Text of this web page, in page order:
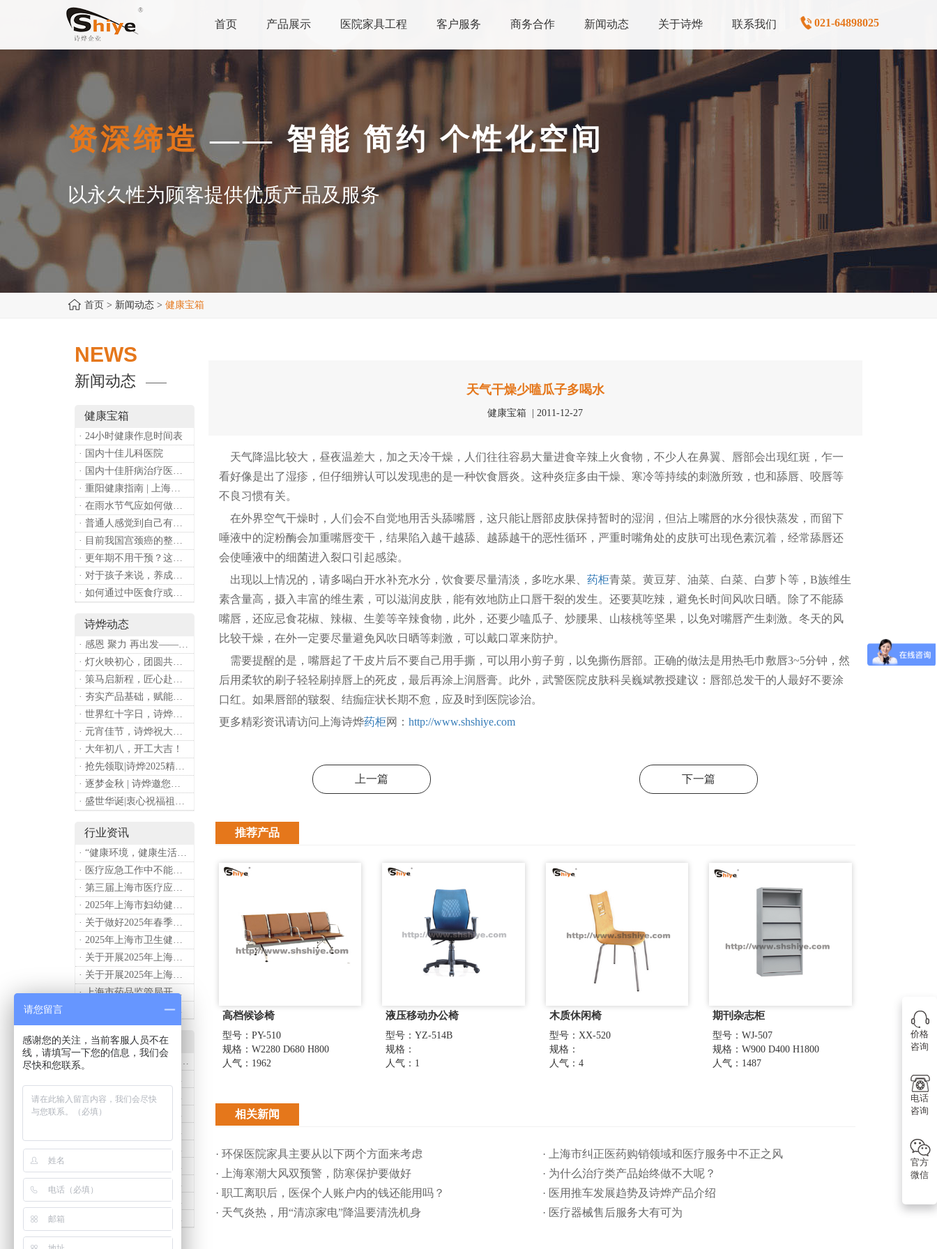
首页 产品展示 医院家具工程 客户服务 商务合作 新闻动态 关于诗烨 联系我们 021-64898025
资深缔造—— 智能 简约 个性化空间
以永久性为顾客提供优质产品及服务
首页 > 新闻动态 > 健康宝箱
NEWS
新闻动态
健康宝箱
· 24小时健康作息时间表
· 国内十佳儿科医院
· 国内十佳肝病治疗医院排行
· 重阳健康指南 | 上海诗烨：秋养正当时，这份健康小贴士请收好​
· 在雨水节气应如何做好健康保健？
· 普通人感觉到自己有心理问题，有哪些方式可以来帮助缓解？
· 目前我国宫颈癌的整体流行情况和防治形势如何？
· 更年期不用干预？这是个误会
· 对于孩子来说，养成哪些好习惯能够预防近视？
· 如何通过中医食疗或穴位按摩等方式来祛湿健脾？
诗烨动态
· 感恩 聚力 再出发——上海诗烨企业发展有限公司成立20周年庆典
· 灯火映初心，团圆共安康 —— 诗烨恭祝大家元宵喜乐
· 策马启新程，匠心赴华章——诗烨开工大吉
· 夯实产品基础，赋能专业服务——上海诗烨办公椅产品基础知识培训圆满开展
· 世界红十字日，诗烨向全体红十字人致以最诚挚的节日祝福
· 元宵佳节，诗烨祝大家团团圆圆
· 大年初八，开工大吉！
· 抢先领取|诗烨2025精美台历超前放送！
· 逐梦金秋 | 诗烨邀您共赴第90届中国国际医疗器械博览会
· 盛世华诞|衷心祝福祖国母亲昌盛富强！
行业资讯
· “健康环境，健康生活”，上海第37个爱国卫生月系列活动
· 医疗应急工作中不能忽略的设备：医用转运车
· 第三届上海市医疗应急青年职业技能大赛暨第八届进博会医疗保障技能大比武活动通知
· 2025年上海市妇幼健康工作要点
· 关于做好2025年春季新冠病毒感染等重点传染病防治工作的通知
· 2025年上海市卫生健康工作要点
· 关于开展2025年上海市健康街镇建设工作的通知
· 关于开展2025年上海市中小微型企业职业健康帮扶工作的通知
· 上海市药品监管局开展进口医疗器械转境内生产工作调研
· 2024年度上海药品监管工作十大亮点
产品知识
· 诗烨推荐：T系列医用推车介绍
· 诗烨医用床头柜购买联系方式及交货时间
· 医用推车发展趋势及诗烨产品介绍
· 诗烨不锈钢仪器车结构详解及应用用途
· 诗烨液压抢救车与手摇抢救车选购指南
· 诗烨不锈钢医用屏风标准款优选四折屏风的核心缘由
· 诗烨西药柜与中药柜的区别及采购选择影响分析
· 诗烨豪华儿童病床婴幼儿功能设计及使用效果
· 诗烨医用办公桌与普通办公桌的区别及医院采购优势
· 诗烨网布办公椅与真皮办公椅优势及选购指南
天气干燥少嗑瓜子多喝水
健康宝箱 | 2011-12-27
天气降温比较大，昼夜温差大，加之天冷干燥，人们往往容易大量进食辛辣上火食物，不少人在鼻翼、唇部会出现红斑，乍一
看好像是出了湿疹，但仔细辨认可以发现患的是一种饮食唇炎。这种炎症多由干燥、寒冷等持续的刺激所致，也和舔唇、咬唇等
不良习惯有关。
在外界空气干燥时，人们会不自觉地用舌头舔嘴唇，这只能让唇部皮肤保持暂时的湿润，但沾上嘴唇的水分很快蒸发，而留下
唾液中的淀粉酶会加重嘴唇变干，结果陷入越干越舔、越舔越干的恶性循环，严重时嘴角处的皮肤可出现色素沉着，经常舔唇还
会使唾液中的细菌进入裂口引起感染。
出现以上情况的，请多喝白开水补充水分，饮食要尽量清淡，多吃水果、 药柜青菜。黄豆芽、油菜、白菜、白萝卜等，B族维生
素含量高，摄入丰富的维生素，可以滋润皮肤，能有效地防止口唇干裂的发生。还要莫吃辣，避免长时间风吹日晒。除了不能舔
嘴唇，还应忌食花椒、辣椒、生姜等辛辣食物，此外，还要少嗑瓜子、炒腰果、山核桃等坚果，以免对嘴唇产生刺激。冬天的风
比较干燥，在外一定要尽量避免风吹日晒等刺激，可以戴口罩来防护。
需要提醒的是，嘴唇起了干皮片后不要自己用手撕，可以用小剪子剪，以免撕伤唇部。正确的做法是用热毛巾敷唇3~5分钟，然
后用柔软的刷子轻轻刷掉唇上的死皮，最后再涂上润唇膏。此外，武警医院皮肤科吴巍斌教授建议：唇部总发干的人最好不要涂
口红。如果唇部的皲裂、结痂症状长期不愈，应及时到医院诊治。
更多精彩资讯请访问上海诗烨药柜网： http://www.shshiye.com
上一篇 下一篇
推荐产品
高档候诊椅
型号：PY-510
规格：W2280 D680 H800
人气：1962
液压移动办公椅
型号：YZ-514B
规格：
人气：1
木质休闲椅
型号：XX-520
规格：
人气：4
期刊杂志柜
型号：WJ-507
规格：W900 D400 H1800
人气：1487
相关新闻
· 环保医院家具主要从以下两个方面来考虑
· 上海市纠正医药购销领域和医疗服务中不正之风
· 上海寒潮大风双预警，防寒保护要做好
· 为什么治疗类产品始终做不大呢？
· 职工离职后，医保个人账户内的钱还能用吗​？
· 医用推车发展趋势及诗烨产品介绍
· 天气炎热，用“清凉家电”降温要清洗机身
· 医疗器械售后服务大有可为
价格
咨询
电话
咨询
官方
微信
请您留言
感谢您的关注，当前客服人员不在
线，请填写一下您的信息，我们会
尽快和您联系。